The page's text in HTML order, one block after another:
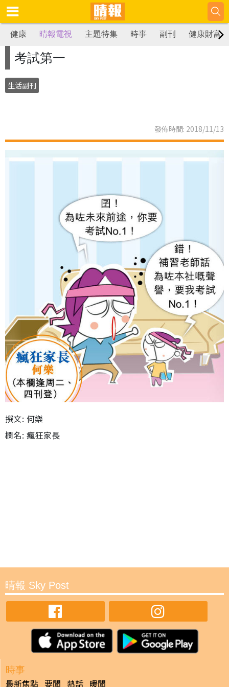
健康 晴報電視 主題特集 時事 副刊 健康財富
考試第一
生活副刊
發佈時間: 2018/11/13
撰文: 何樂
欄名: 瘋狂家長
晴報 Sky Post
時事
最新焦點 要聞 熱話 暖聞